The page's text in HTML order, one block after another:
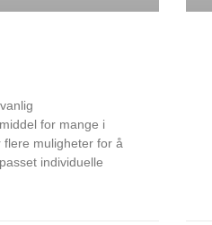
for mange i
flere muligheter for å
individuelle